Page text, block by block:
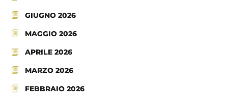
GIUGNO 2026
MAGGIO 2026
APRILE 2026
MARZO 2026
FEBBRAIO 2026